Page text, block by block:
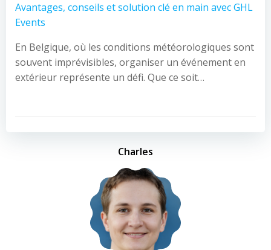
Avantages, conseils et solution clé en main avec GHL
Events
En Belgique, où les conditions météorologiques sont
souvent imprévisibles, organiser un événement en
extérieur représente un défi. Que ce soit…
Charles